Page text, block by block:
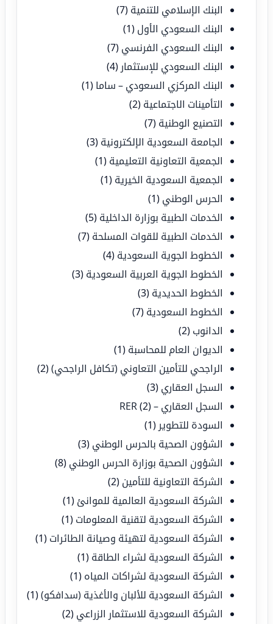
البنك الإسلامي للتنمية (7)
البنك السعودي الأول (1)
البنك السعودي الفرنسي (7)
البنك السعودي للإستثمار (4)
البنك المركزي السعودي – ساما (1)
التأمينات الاجتماعية (2)
التصنيع الوطنية (7)
الجامعة السعودية الإلكترونية (3)
الجمعية التعاونية التعليمية (1)
الجمعية السعودية الخيرية (1)
الحرس الوطني (1)
الخدمات الطبية بوزارة الداخلية (5)
الخدمات الطبية للقوات المسلحة (7)
الخطوط الجوية السعودية (4)
الخطوط الجوية العربية السعودية (3)
الخطوط الحديدية (3)
الخطوط السعودية (7)
الدانوب (2)
الديوان العام للمحاسبة (1)
الراجحي للتأمين التعاوني (تكافل الراجحي)(2)
السجل العقاري (3)
السجل العقاري – RER(2)
السودة للتطوير (1)
الشؤون الصحية بالحرس الوطني (3)
الشؤون الصحية بوزارة الحرس الوطني (8)
الشركة التعاونية للتأمين (2)
الشركة السعودية العالمية للموانئ (1)
الشركة السعودية لتقنية المعلومات (1)
الشركة السعودية لتهيئة وصيانة الطائرات (1)
الشركة السعودية لشراء الطاقة (1)
الشركة السعودية لشراكات المياه (1)
الشركة السعودية للألبان والأغذية (سدافكو)(1)
الشركة السعودية للاستثمار الزراعي (2)